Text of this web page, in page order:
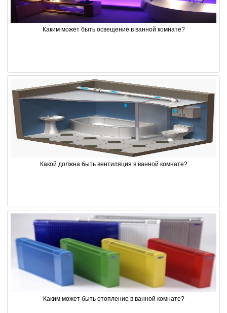
Каким может быть освещение в ванной комнате?
Какой должна быть вентиляция в ванной комнате?
Каким может быть отопление в ванной комнате?